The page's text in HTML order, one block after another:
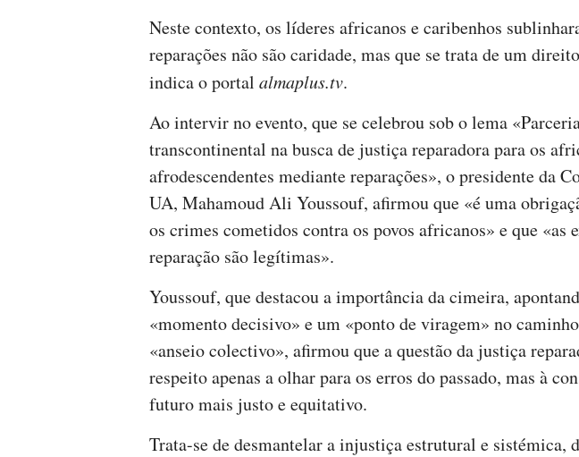
Neste contexto, os líderes africanos e caribenhos
reparações não são caridade, mas que se trata de um
indica o portal almaplus.tv.
Ao intervir no evento, que se celebrou sob o lema
transcontinental na busca de justiça reparadora para os
afrodescendentes mediante reparações», o presidente da
UA, Mahamoud Ali Youssouf, afirmou que «é uma
os crimes cometidos contra os povos africanos» e que «as
reparação são legítimas».
Youssouf, que destacou a importância da cimeira,
«momento decisivo» e um «ponto de viragem» no
«anseio colectivo», afirmou que a questão da justiça
respeito apenas a olhar para os erros do passado, mas à
futuro mais justo e equitativo.
Trata-se de desmantelar a injustiça estrutural e sistémica,